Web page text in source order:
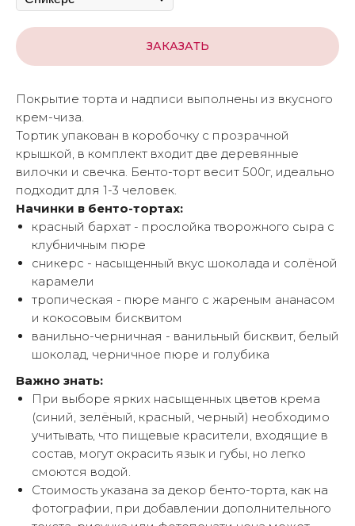
ЗАКАЗАТЬ
Покрытие торта и надписи выполнены из вкусного
крем-чиза.
Тортик упакован в коробочку с прозрачной
крышкой, в комплект входит две деревянные
вилочки и свечка. Бенто-торт весит 500г, идеально
подходит для 1-3 человек.
Начинки в бенто-тортах:
красный бархат - прослойка творожного сыра с
клубничным пюре
сникерс - насыщенный вкус шоколада и солёной
карамели
тропическая - пюре манго с жареным ананасом
и кокосовым бисквитом
ванильно-черничная - ванильный бисквит, белый
шоколад, черничное пюре и голубика
Важно знать:
При выборе ярких насыщенных цветов крема
(синий, зелёный, красный, черный) необходимо
учитывать, что пищевые красители, входящие в
состав, могут окрасить язык и губы, но легко
смоются водой.
Стоимость указана за декор бенто-торта, как на
фотографии, при добавлении дополнительного